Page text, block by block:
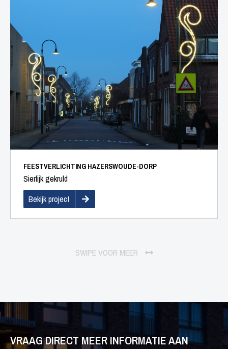
FEESTVERLICHTING HAZERSWOUDE-DORP
Sierlijk gekruld
Bekijk project
SWIPE VOOR MEER
VRAAG DIRECT MEER INFORMATIE AAN